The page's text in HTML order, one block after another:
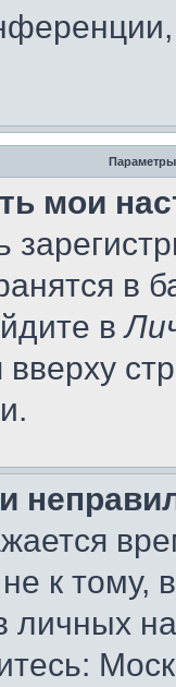
Параметры
мои
в
в
вверху
к тому,
личных